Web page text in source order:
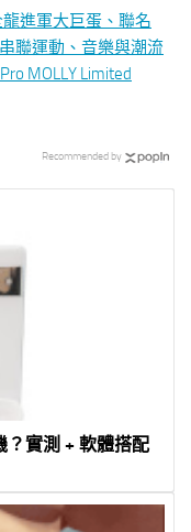
進軍大巨蛋、聯名
聯運動、音樂與潮流
MOLLY Limited
？實測 + 軟體搭配
Recommended by